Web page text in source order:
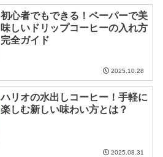
初心者でもできる！ペーパーで美
味しいドリップコーヒーの入れ方
完全ガイド
2025.10.28
ハリオの水出しコーヒー！手軽に
楽しむ新しい味わい方とは？
2025.08.31